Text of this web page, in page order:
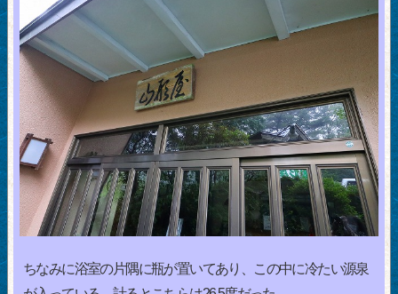
ちなみに浴室の片隅に瓶が置いてあり、この中に冷たい源泉